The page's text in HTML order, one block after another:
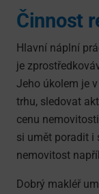
Činnost
Hlavní náplní
je
Jeho úkolem je
trhu, sledovat
cenu
si umět poradit i
nemovitost
Dobrý makléř